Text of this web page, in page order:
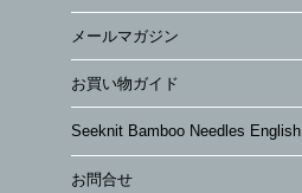
メールマガジン
お買い物ガイド
Seeknit Bamboo Needles English
お問合せ